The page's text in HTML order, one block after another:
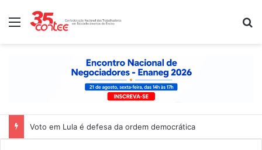
Menu
Voto em Lula é defesa da ordem democrática